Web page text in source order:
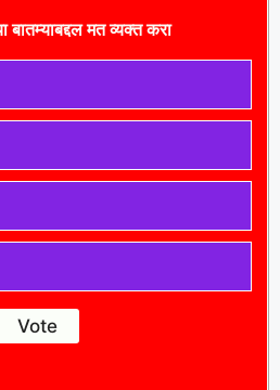
बातम्याबद्दल मत व्यक्त करा